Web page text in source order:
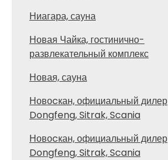
Ниагара, сауна
Новая Чайка, гостинично-
развлекательный комплекс
Новая, сауна
Новоcкан, официальный дилер
Dongfeng, Sitrak, Scania
Новоcкан, официальный дилер
Dongfeng, Sitrak, Scania